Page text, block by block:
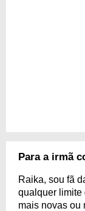
Para a irmã
Raika, sou fã
qualquer limite
mais novas ou